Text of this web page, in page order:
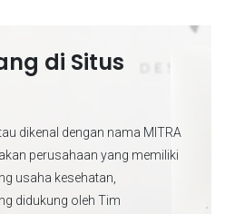
di Situs
dikenal dengan nama MITRA
perusahaan yang memiliki
usaha kesehatan,
didukung oleh Tim